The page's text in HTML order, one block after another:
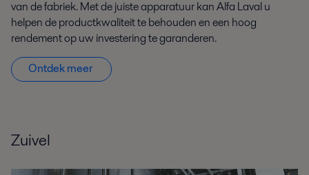
van de fabriek. Met de juiste apparatuur kan Alfa Laval u
helpen de productkwaliteit te behouden en een hoog
rendement op uw investering te garanderen.
Ontdekmeer
Zuivel